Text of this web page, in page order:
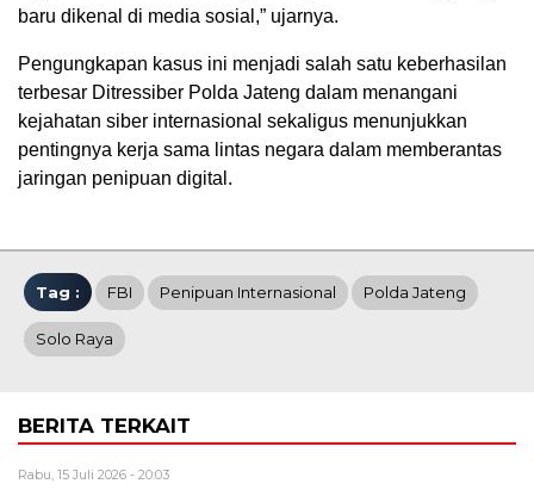
baru dikenal di media sosial,” ujarnya.
Pengungkapan kasus ini menjadi salah satu keberhasilan
terbesar Ditressiber Polda Jateng dalam menangani
kejahatan siber internasional sekaligus menunjukkan
pentingnya kerja sama lintas negara dalam memberantas
jaringan penipuan digital.
Tag : FBI Penipuan Internasional Polda Jateng
Solo Raya
BERITA TERKAIT
Rabu, 15 Juli 2026 - 20:03